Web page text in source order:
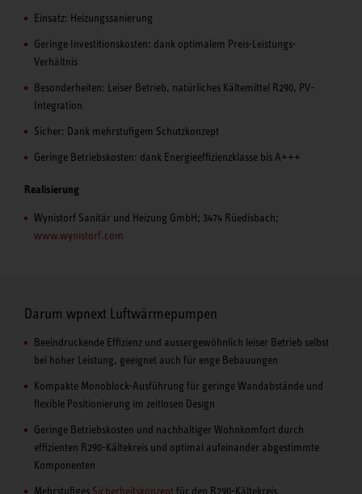
Einsatz: Heizungssanierung
Geringe Investitionskosten: dank optimalem Preis-Leistungs-
Verhältnis
Besonderheiten: Leiser Betrieb, natürliches Kältemittel R290, PV-
Integration
Sicher: Dank mehrstufigem Schutzkonzept
Geringe Betriebskosten: dank Energieeffizienzklasse bis A+++
Realisierung
Wynistorf Sanitär und Heizung GmbH; 3474 Rüedisbach;
www.wynistorf.com
Darum wpnext Luftwärmepumpen
Beeindruckende Effizienz und aussergewöhnlich leiser Betrieb selbst
bei hoher Leistung, geeignet auch für enge Bebauungen
Kompakte Monoblock-Ausführung für geringe Wandabstände und
flexible Positionierung im zeitlosen Design
Geringe Betriebskosten und nachhaltiger Wohnkomfort durch
effizienten R290-Kältekreis und optimal aufeinander abgestimmte
Komponenten
Mehrstufiges Sicherheitskonzept für den R290-Kältekreis